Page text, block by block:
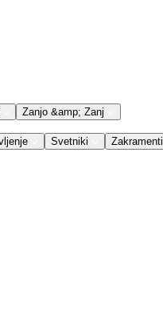
Zanjo &amp; Zanj
Svetniki Zakramenti